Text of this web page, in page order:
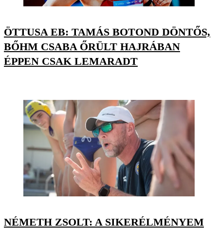
ÖTTUSA EB: TAMÁS BOTOND DÖNTŐS,
BŐHM CSABA ŐRÜLT HAJRÁBAN
ÉPPEN CSAK LEMARADT
NÉMETH ZSOLT: A SIKERÉLMÉNYEM